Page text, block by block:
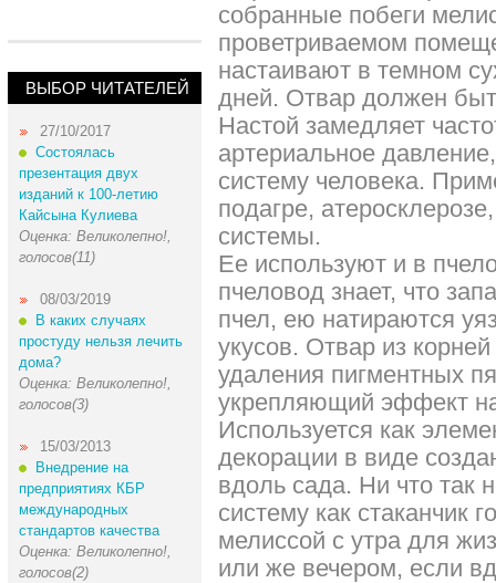
ВЫБОР ЧИТАТЕЛЕЙ
27/10/2017
Состоялась
презентация двух
изданий к 100-летию
Кайсына Кулиева
Оценка: Великолепно!,
голосов(11)
08/03/2019
В каких случаях
простуду нельзя лечить
дома?
Оценка: Великолепно!,
голосов(3)
15/03/2013
Внедрение на
предприятиях КБР
международных
стандартов качества
Оценка: Великолепно!,
голосов(2)
собранные побеги
проветриваемом
настаивают в темном
дней. Отвар должен
Настой замедляет
артериальное
систему человека.
подагре,
системы.
Ее используют и в
пчеловод знает, что
пчел, ею натираются
укусов. Отвар из
удаления пигментных
укрепляющий эффект
Используется как
декорации в виде
вдоль сада. Ни что так
систему как стаканчик
мелиссой с утра для
или же вечером, если